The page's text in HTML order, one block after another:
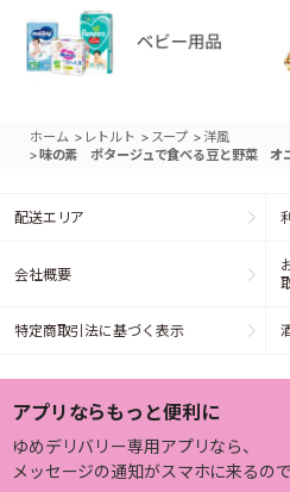
ホーム > レトルト > スープ > 洋風
> 味の素 ポタージュで食べる豆と野菜 オ
配送エリア
会社概要
特定商取引法に基づく表示
アプリならもっと便利に
ゆめデリバリー専用アプリなら、
メッセージの通知がスマホに来るの